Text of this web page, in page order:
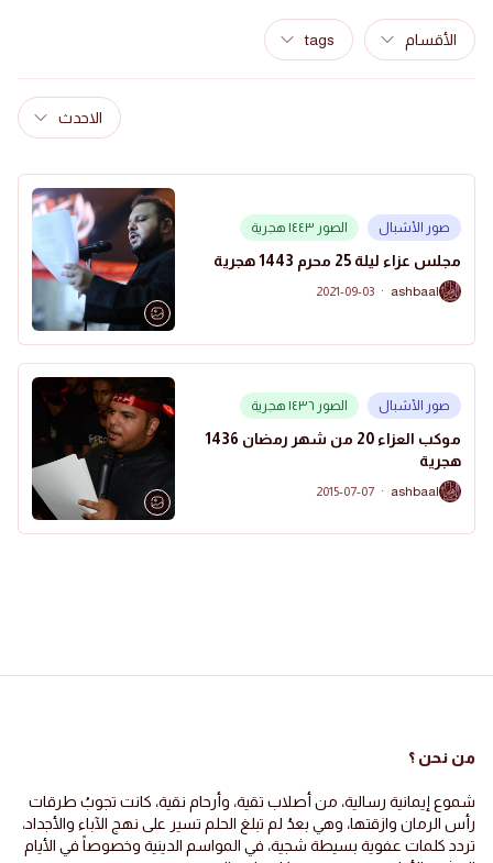
الأقسام tags
الاحدث
صور الأشبال الصور ١٤٤٣ هجرية
مجلس عزاء ليلة 25 محرم 1443 هجرية
A
ashbaal
·
2021-09-03
صور الأشبال الصور ١٤٣٦ هجرية
موكب العزاء 20 من شهر رمضان 1436
هجرية
A
ashbaal
·
2015-07-07
من نحن ؟
شموع إيمانية رسالية، من أصلاب تقية، وأرحام نقية، كانت تجوبُ طرقات
رأس الرمان وازقتها، وهي بعدُ لم تبلغ الحلم تسير على نهج الآباء والأجداد،
تردد كلمات عفوية بسيطة شجية، في المواسم الدينية وخصوصاً في الأيام